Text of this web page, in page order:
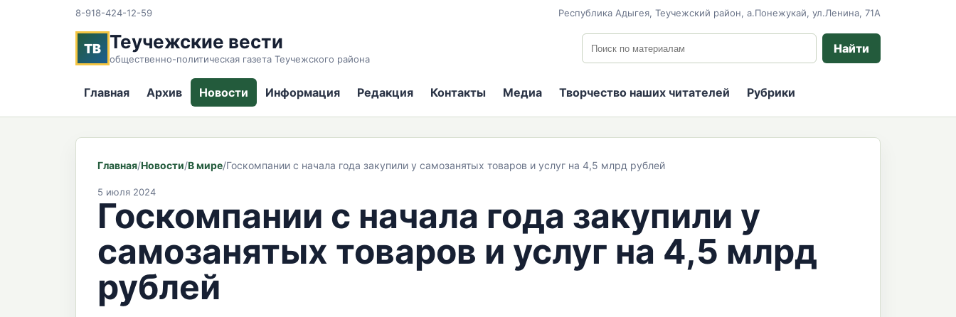
8-918-424-12-59 Республика Адыгея, Теучежский район, а.Понежукай, ул.Ленина, 71А
ТВ Теучежские вести
общественно-политическая газета Теучежского района
Поиск по сайту
Найти
Главная Архив Новости Информация Редакция Контакты Медиа Творчество наших читателей Рубрики
Главная/Новости/В мире/Госкомпании с начала года закупили у самозанятых товаров и услуг на 4,5 млрд рублей
5 июля 2024
Госкомпании с начала года закупили у
самозанятых товаров и услуг на 4,5 млрд
рублей